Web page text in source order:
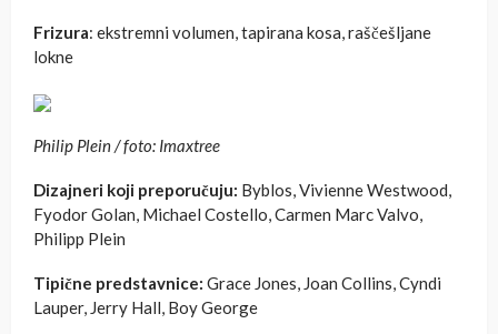
Frizura: ekstremni volumen, tapirana kosa, raščešljane
lokne
Philip Plein / foto: Imaxtree
Dizajneri koji preporučuju: Byblos, Vivienne Westwood,
Fyodor Golan, Michael Costello, Carmen Marc Valvo,
Philipp Plein
Tipične predstavnice: Grace Jones, Joan Collins, Cyndi
Lauper, Jerry Hall, Boy George